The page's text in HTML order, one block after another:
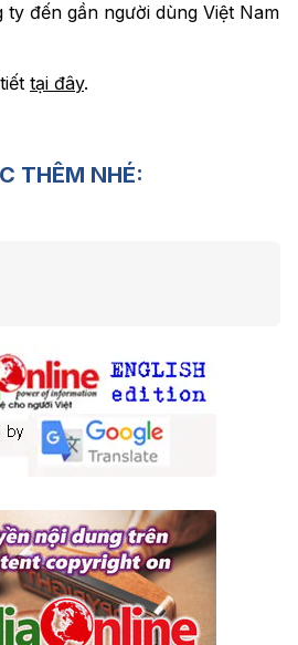
ty đến gần người dùng Việt Nam
tại đây.
THÊM NHÉ: